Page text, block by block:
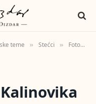
teme » Stećci » Fotografije